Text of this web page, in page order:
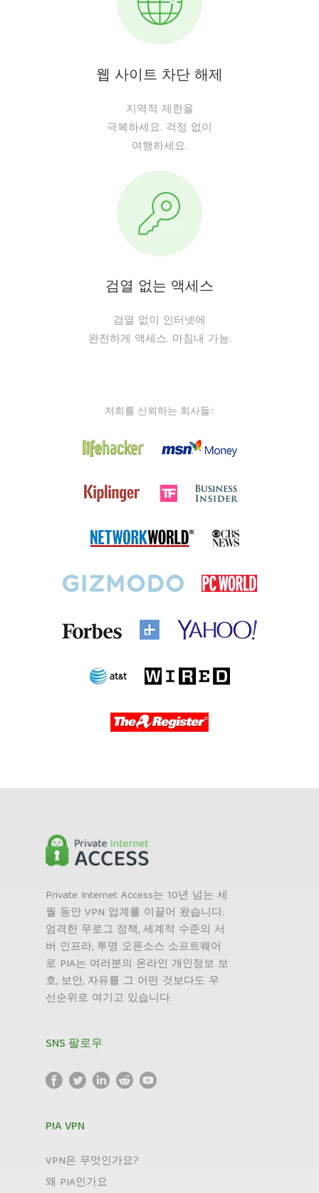
웹 사이트 차단 해제
지역적 제한을
극복하세요. 걱정 없이
여행하세요.
검열 없는 액세스
검열 없이 인터넷에
완전하게 액세스. 마침내 가능.
저희를 신뢰하는 회사들::
Private Internet Access는 10년 넘는 세
월 동안 VPN 업계를 이끌어 왔습니다.
엄격한 무로그 정책, 세계적 수준의 서
버 인프라, 투명 오픈소스 소프트웨어
로 PIA는 여러분의 온라인 개인정보 보
호, 보안, 자유를 그 어떤 것보다도 우
선순위로 여기고 있습니다.
SNS 팔로우
PIA VPN
VPN은 무엇인가요?
왜 PIA인가요